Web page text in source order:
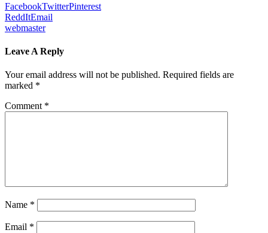
FacebookTwitterPinterest
ReddItEmail
webmaster
Leave A Reply
Your email address will not be published. Required fields are
marked *
Comment *
Name *
Email *